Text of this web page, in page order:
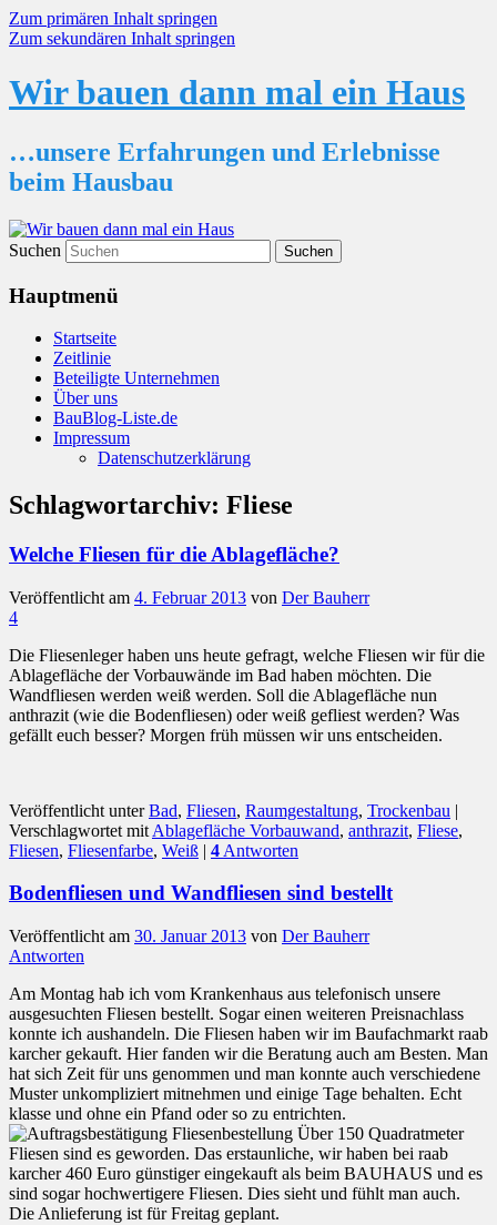
Zum primären Inhalt springen
Zum sekundären Inhalt springen
Wir bauen dann mal ein Haus
…unsere Erfahrungen und Erlebnisse
beim Hausbau
Suchen
Hauptmenü
Startseite
Zeitlinie
Beteiligte Unternehmen
Über uns
BauBlog-Liste.de
Impressum
Datenschutzerklärung
Schlagwortarchiv: Fliese
Welche Fliesen für die Ablagefläche?
Veröffentlicht am 4. Februar 2013 von Der Bauherr
4
Die Fliesenleger haben uns heute gefragt, welche Fliesen wir für die
Ablagefläche der Vorbauwände im Bad haben möchten. Die
Wandfliesen werden weiß werden. Soll die Ablagefläche nun
anthrazit (wie die Bodenfliesen) oder weiß gefliest werden? Was
gefällt euch besser? Morgen früh müssen wir uns entscheiden.
Veröffentlicht unter Bad, Fliesen, Raumgestaltung, Trockenbau |
Verschlagwortet mit Ablagefläche Vorbauwand, anthrazit, Fliese,
Fliesen, Fliesenfarbe, Weiß | 4 Antworten
Bodenfliesen und Wandfliesen sind bestellt
Veröffentlicht am 30. Januar 2013 von Der Bauherr
Antworten
Am Montag hab ich vom Krankenhaus aus telefonisch unsere
ausgesuchten Fliesen bestellt. Sogar einen weiteren Preisnachlass
konnte ich aushandeln. Die Fliesen haben wir im Baufachmarkt raab
karcher gekauft. Hier fanden wir die Beratung auch am Besten. Man
hat sich Zeit für uns genommen und man konnte auch verschiedene
Muster unkompliziert mitnehmen und einige Tage behalten. Echt
klasse und ohne ein Pfand oder so zu entrichten.
Über 150 Quadratmeter
Fliesen sind es geworden. Das erstaunliche, wir haben bei raab
karcher 460 Euro günstiger eingekauft als beim BAUHAUS und es
sind sogar hochwertigere Fliesen. Dies sieht und fühlt man auch.
Die Anlieferung ist für Freitag geplant.